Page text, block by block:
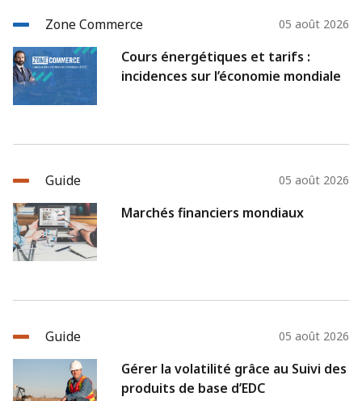
Zone Commerce 05 août 2026
Cours énergétiques et tarifs :
incidences sur l’économie mondiale
Guide 05 août 2026
Marchés financiers mondiaux
Guide 05 août 2026
Gérer la volatilité grâce au Suivi des
produits de base d’EDC